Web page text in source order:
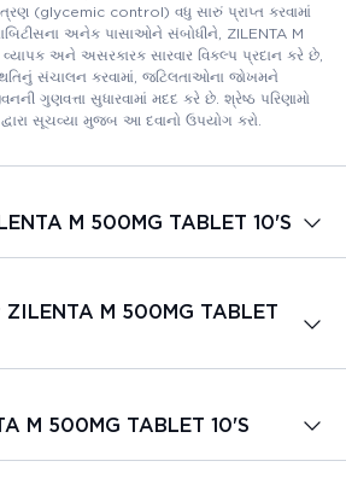
(glycemic control) વધુ સારું પ્રાપ્ત કરવામાં
અનેક પાસાઓને સંબોધીને, ZILENTA M
અને અસરકારક સારવાર વિકલ્પ પ્રદાન કરે છે,
સંચાલન કરવામાં, જટિલતાઓના જોખમને
ગુણવત્તા સુધારવામાં મદદ કરે છે. શ્રેષ્ઠ પરિણામો
દ્વારા સૂચવ્યા મુજબ આ દવાનો ઉપયોગ કરો.
M 500MG TABLET 10'S
M 500MG TABLET
M 500MG TABLET 10'S